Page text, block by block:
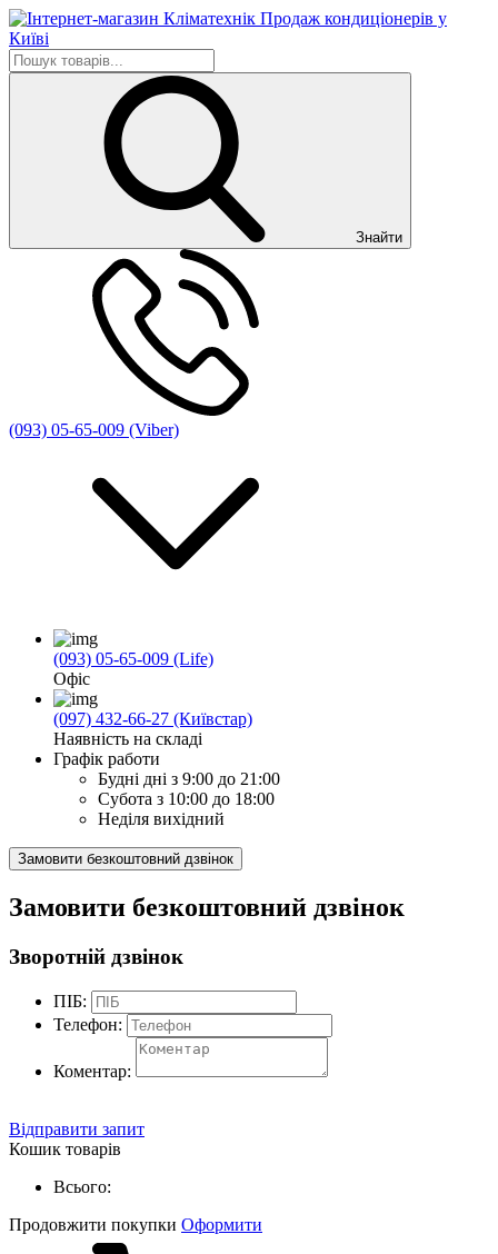
Знайти
(093) 05-65-009 (Viber)
(093) 05-65-009 (Life)
Офіс
(097) 432-66-27 (Київстар)
Наявність на складі
Графік работи
Будні дні з 9:00 до 21:00
Субота з 10:00 до 18:00
Неділя вихідний
Замовити безкоштовний дзвінок
Замовити безкоштовний дзвінок
Зворотній дзвінок
ПІБ:
Телефон:
Коментар:
Відправити запит
Кошик товарів
Всього:
Продовжити покупки Оформити